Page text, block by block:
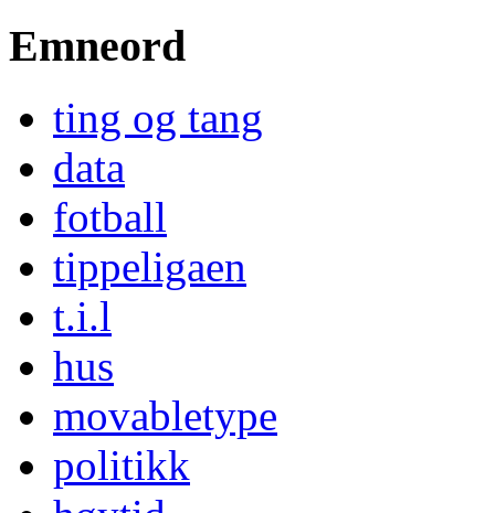
Emneord
ting og tang
data
fotball
tippeligaen
t.i.l
hus
movabletype
politikk